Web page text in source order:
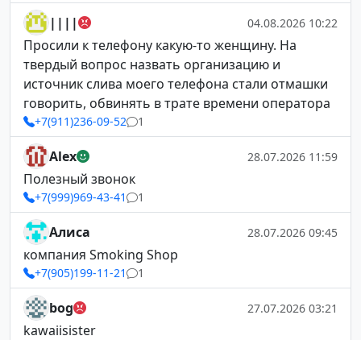
|||| 04.08.2026 10:22
Просили к телефону какую-то женщину. На
твердый вопрос назвать организацию и
источник слива моего телефона стали отмашки
говорить, обвинять в трате времени оператора
+7(911)236-09-52 1
Alex 28.07.2026 11:59
Полезный звонок
+7(999)969-43-41 1
Алиса 28.07.2026 09:45
компания Smoking Shop
+7(905)199-11-21 1
bog 27.07.2026 03:21
kawaiisister